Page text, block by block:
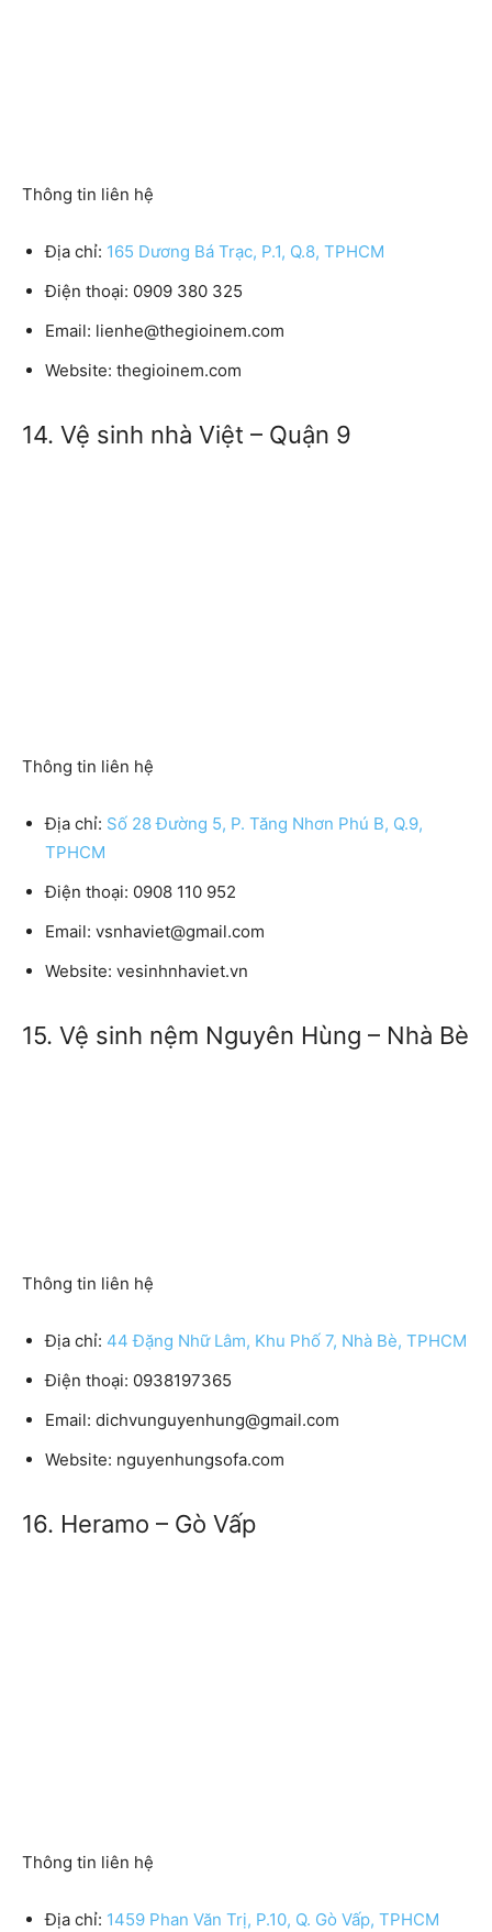
Thông tin liên hệ
Địa chỉ: 165 Dương Bá Trạc, P.1, Q.8, TPHCM
Điện thoại: 0909 380 325
Email: lienhe@thegioinem.com
Website: thegioinem.com
14. Vệ sinh nhà Việt – Quận 9
Thông tin liên hệ
Địa chỉ: Số 28 Đường 5, P. Tăng Nhơn Phú B, Q.9,
TPHCM
Điện thoại: 0908 110 952
Email: vsnhaviet@gmail.com
Website: vesinhnhaviet.vn
15. Vệ sinh nệm Nguyên Hùng – Nhà Bè
Thông tin liên hệ
Địa chỉ: 44 Đặng Nhữ Lâm, Khu Phố 7, Nhà Bè, TPHCM
Điện thoại: 0938197365
Email: dichvunguyenhung@gmail.com
Website: nguyenhungsofa.com
16. Heramo – Gò Vấp
Thông tin liên hệ
Địa chỉ: 1459 Phan Văn Trị, P.10, Q. Gò Vấp, TPHCM